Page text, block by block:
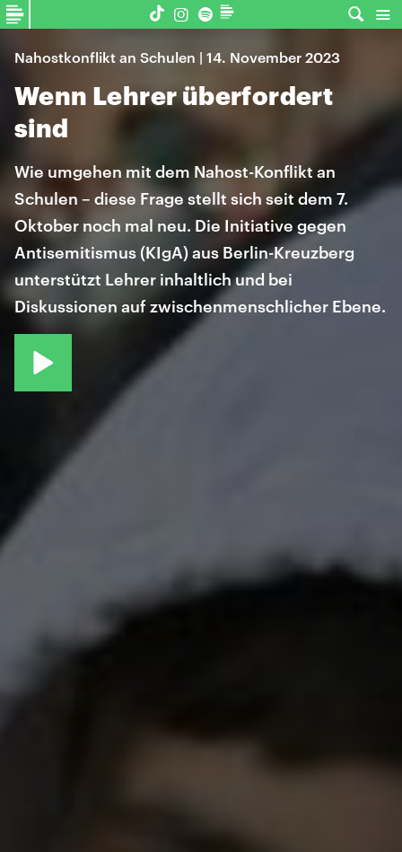
Nahostkonflikt an Schulen | 14. November 2023
Wenn Lehrer überfordert
sind
Wie umgehen mit dem Nahost-Konflikt an
Schulen – diese Frage stellt sich seit dem 7.
Oktober noch mal neu. Die Initiative gegen
Antisemitismus (KIgA) aus Berlin-Kreuzberg
unterstützt Lehrer inhaltlich und bei
Diskussionen auf zwischenmenschlicher Ebene.